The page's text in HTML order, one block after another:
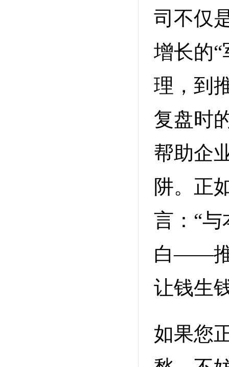
司不仅
增长的
理，到
复盘时
帮助企
阱。正
言：“
白——推
让钱生
如果您